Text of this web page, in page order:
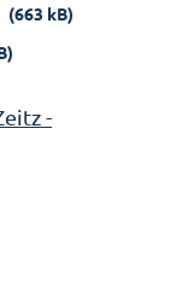
(663 kB)
-